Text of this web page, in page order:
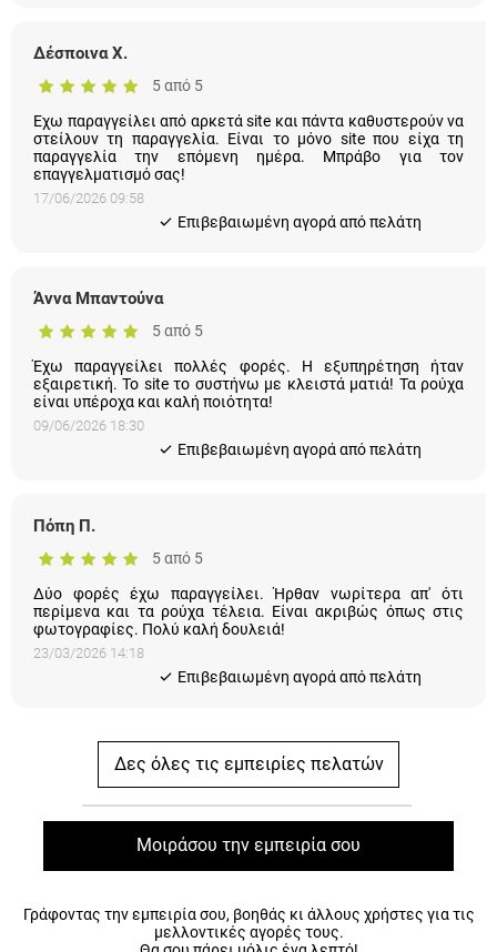
Εχω παραγγείλει από αρκετά site και πάντα καθυστερούν να
στείλουν τη παραγγελία. Είναι το μόνο site που είχα τη
παραγγελία την επόμενη ημέρα. Μπράβο για τον
επαγγελματισμό σας!
17/06/2026 09:58
Eπιβεβαιωμένη αγορά από πελάτη
Έχω παραγγείλει πολλές φορές. Η εξυπηρέτηση ήταν
εξαιρετική. Το site το συστήνω με κλειστά ματιά! Τα ρούχα είναι
υπέροχα και καλή ποιότητα!
09/06/2026 18:30
Eπιβεβαιωμένη αγορά από πελάτη
Δύο φορές έχω παραγγείλει. Ήρθαν νωρίτερα απ' ότι περίμενα
και τα ρούχα τέλεια. Είναι ακριβώς όπως στις φωτογραφίες.
Πολύ καλή δουλειά!
23/03/2026 14:18
Eπιβεβαιωμένη αγορά από πελάτη
Μοιράσου την εμπειρία σου
Γράφοντας την εμπειρία σου, βοηθάς κι άλλους χρήστες για τις
μελλοντικές αγορές τους.